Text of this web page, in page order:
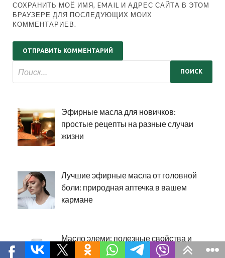
СОХРАНИТЬ МОЁ ИМЯ, EMAIL И АДРЕС САЙТА В ЭТОМ
БРАУЗЕРЕ ДЛЯ ПОСЛЕДУЮЩИХ МОИХ
КОММЕНТАРИЕВ.
Эфирные масла для новичков:
простые рецепты на разные случаи
жизни
Лучшие эфирные масла от головной
боли: природная аптечка в вашем
кармане
Масло элеми: полезные свойства и
способы применения